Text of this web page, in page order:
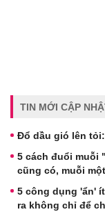
TIN MỚI CẬP
Đổ dầu gió lên
5 cách đuổi muỗi
cũng có, muỗi
5 công dụng 'ẩn'
ra không chỉ để